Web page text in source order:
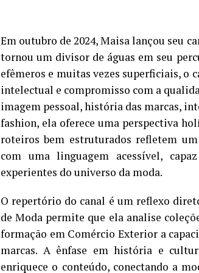
Em outubro de 2024, Maisa lançou seu
tornou um divisor de águas em seu
efêmeros e muitas vezes superficiais, o
intelectual e compromisso com a
imagem pessoal, história das marcas,
fashion, ela oferece uma perspectiva
roteiros bem estruturados refletem
com uma linguagem acessível,
experientes do universo da moda.
O repertório do canal é um reflexo
de Moda permite que ela analise
formação em Comércio Exterior a
marcas. A ênfase em história e
enriquece o conteúdo, conectando a